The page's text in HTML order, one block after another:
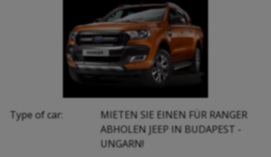
Type of car:
MIETEN SIE EINEN FÜR RANGER
ABHOLEN JEEP IN BUDAPEST -
UNGARN!